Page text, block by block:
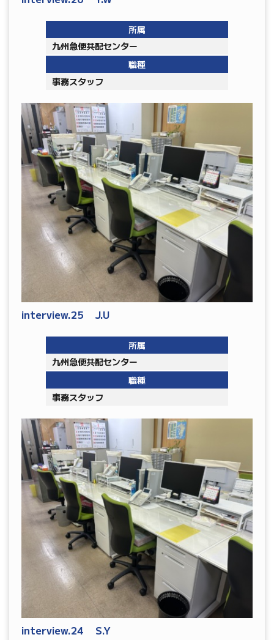
所属
九州急便共配センター
職種
事務スタッフ
interview.25 J.U
所属
九州急便共配センター
職種
事務スタッフ
interview.24 S.Y